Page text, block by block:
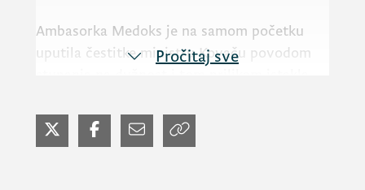
Ambasorka Medoks je na samom početku
uputila čestitke ministru Kovaču povodom
Ministarstvom pravde odvijao u duhu dobre
saradnje, a posebno u okviru zajedničkih
Pročitaj sve